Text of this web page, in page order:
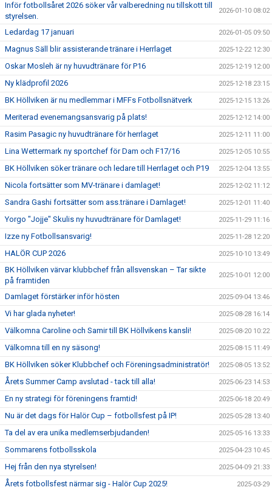
Inför fotbollsåret 2026 söker vår valberedning nu tillskott till
styrelsen.
2026-01-10 08:02
Ledardag 17 januari 2026-01-05 09:50
Magnus Säll blir assisterande tränare i Herrlaget 2025-12-22 12:30
Oskar Mosleh är ny huvudtränare för P16 2025-12-19 12:00
Ny klädprofil 2026 2025-12-18 23:15
BK Höllviken är nu medlemmar i MFFs Fotbollsnätverk 2025-12-15 13:26
Meriterad evenemangsansvarig på plats! 2025-12-12 14:00
Rasim Pasagic ny huvudtränare för herrlaget 2025-12-11 11:00
Lina Wettermark ny sportchef för Dam och F17/16 2025-12-05 10:55
BK Höllviken söker tränare och ledare till Herrlaget och P19 2025-12-04 13:55
Nicola fortsätter som MV-tränare i damlaget! 2025-12-02 11:12
Sandra Gashi fortsätter som ass.tränare i Damlaget! 2025-12-01 11:40
Yorgo "Jojje" Skulis ny huvudtränare för Damlaget! 2025-11-29 11:16
Izze ny Fotbollsansvarig! 2025-11-28 12:20
HALÖR CUP 2026 2025-10-10 13:49
BK Höllviken värvar klubbchef från allsvenskan – Tar sikte
på framtiden
2025-10-01 12:00
Damlaget förstärker inför hösten 2025-09-04 13:46
Vi har glada nyheter! 2025-08-28 16:14
Välkomna Caroline och Samir till BK Höllvikens kansli! 2025-08-20 10:22
Välkomna till en ny säsong! 2025-08-15 11:49
BK Höllviken söker Klubbchef och Föreningsadministratör! 2025-08-05 13:52
Årets Summer Camp avslutad - tack till alla! 2025-06-23 14:53
En ny strategi för föreningens framtid! 2025-06-18 20:49
Nu är det dags för Halör Cup – fotbollsfest på IP! 2025-05-28 13:40
Ta del av era unika medlemserbjudanden! 2025-05-16 13:33
Sommarens fotbollsskola 2025-04-23 10:45
Hej från den nya styrelsen! 2025-04-09 21:33
Årets fotbollsfest närmar sig - Halör Cup 2025! 2025-03-29